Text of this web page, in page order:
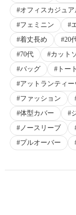
オフィスカジュア
フェミニン
着丈長め
20
70代
カット
バッグ
トート
アットランティ
ファッション
体型カバー
ノースリーブ
プルオーバー